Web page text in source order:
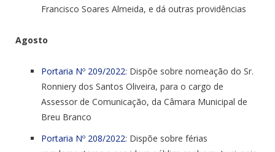
Francisco Soares Almeida, e dá outras providências
Agosto
Portaria Nº 209/2022: Dispõe sobre nomeação do Sr.
Ronniery dos Santos Oliveira, para o cargo de
Assessor de Comunicação, da Câmara Municipal de
Breu Branco
Portaria Nº 208/2022: Dispõe sobre férias